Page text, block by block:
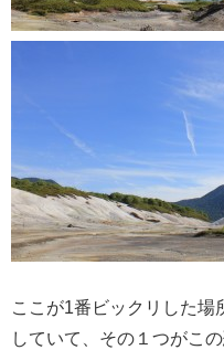
ここが1番ビックリした場
していて、その１つがこ